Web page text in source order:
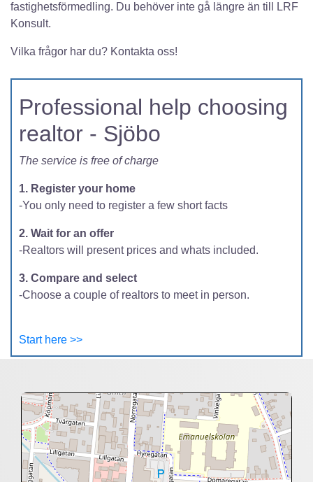
fastighetsförmedling. Du behöver inte gå längre än till LRF
Konsult.
Vilka frågor har du? Kontakta oss!
Professional help choosing
realtor - Sjöbo
The service is free of charge
1. Register your home
-You only need to register a few short facts
2. Wait for an offer
-Realtors will present prices and whats included.
3. Compare and select
-Choose a couple of realtors to meet in person.
Start here >>